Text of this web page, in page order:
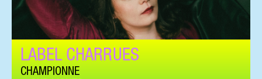
LABEL CHARRUES
CHAMPIONNE